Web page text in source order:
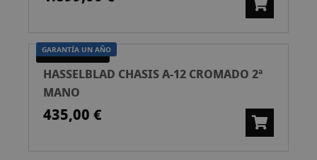
GARANTÍA UN AÑO
SEGUNDA MANO
HASSELBLAD CHASIS A-12 CROMADO 2ª
MANO
435,00 €